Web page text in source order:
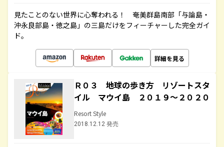
見たことのない世界に心奪われる！ 奄美群島南部「与論島・
沖永良部島・徳之島」の三島だけをフィーチャーした完全ガイ
ド。
詳細を見る
Ｒ０３ 地球の歩き方 リゾートスタ
イル マウイ島 ２０１９～２０２０
Resort Style
2018.12.12 発売